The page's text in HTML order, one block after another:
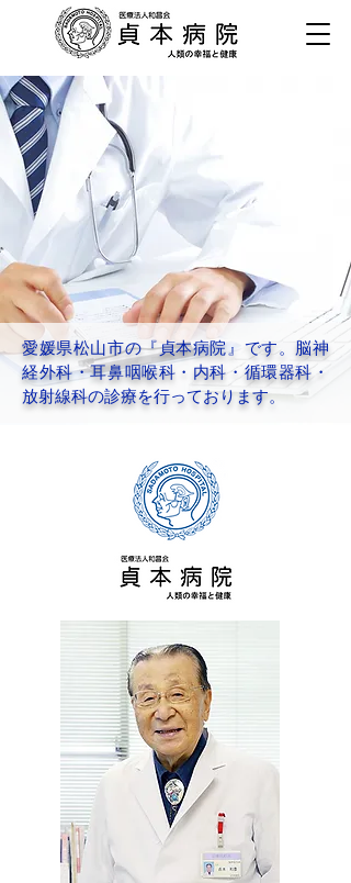
愛媛県松山市の『貞本病院』です。脳神
経外科・耳鼻咽喉科・内科・循環器科・
放射線科の診療を行っております。